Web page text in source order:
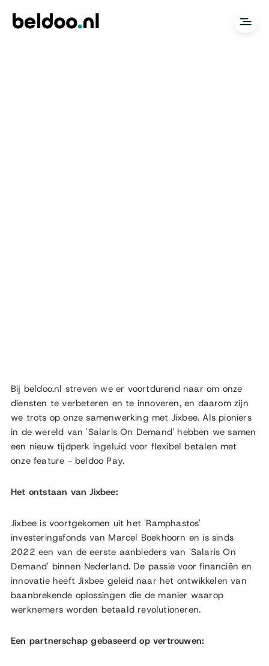
Bij beldoo.nl streven we er voortdurend naar om onze
diensten te verbeteren en te innoveren, en daarom zijn
we trots op onze samenwerking met Jixbee. Als pioniers
in de wereld van 'Salaris On Demand' hebben we samen
een nieuw tijdperk ingeluid voor flexibel betalen met
onze feature - beldoo Pay.
Het ontstaan van Jixbee:
Jixbee is voortgekomen uit het 'Ramphastos'
investeringsfonds van Marcel Boekhoorn en is sinds
2022 een van de eerste aanbieders van 'Salaris On
Demand' binnen Nederland. De passie voor financiën en
innovatie heeft Jixbee geleid naar het ontwikkelen van
baanbrekende oplossingen die de manier waarop
werknemers worden betaald revolutioneren.
Een partnerschap gebaseerd op vertrouwen: